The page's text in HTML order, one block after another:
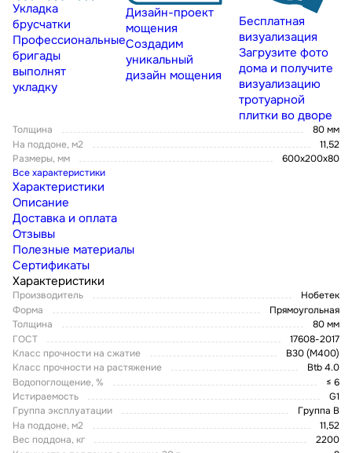
Укладка
брусчатки
Профессиональные
бригады
выполнят
укладку
Дизайн-проект
мощения
Создадим
уникальный
дизайн мощения
Бесплатная
визуализация
Загрузите фото
дома и получите
визуализацию
тротуарной
плитки во дворе
Толщина
80 мм
На поддоне, м2
11,52
Размеры, мм
600х200х80
Все характеристики
Характеристики
Описание
Доставка и оплата
Отзывы
Полезные материалы
Сертификаты
Характеристики
Производитель
Нобетек
Форма
Прямоугольная
Толщина
80 мм
ГОСТ
17608-2017
Класс прочности на сжатие
В30 (М400)
Класс прочности на растяжение
Btb 4.0
Водопоглощение, %
≤ 6
Истираемость
G1
Группа эксплуатации
Группа В
На поддоне, м2
11,52
Вес поддона, кг
2200